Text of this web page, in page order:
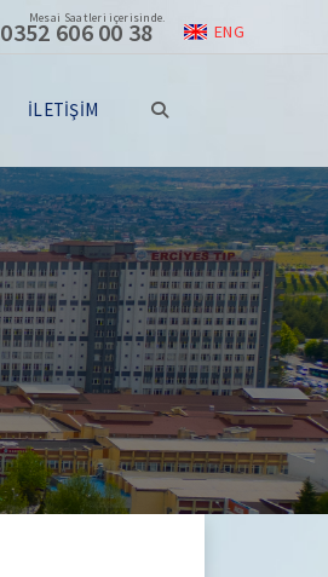
Mesai Saatleri içerisinde.
0352 606 00 38 ENG
İLETİŞİM